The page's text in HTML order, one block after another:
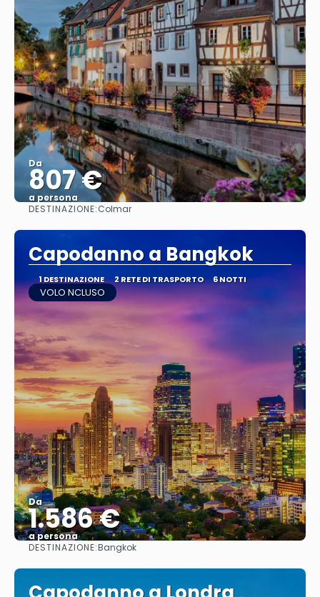
Da
807 €
a persona
DESTINAZIONE:Colmar
Capodanno a Bangkok
1 DESTINAZIONE 2 RETE DI TRASPORTO 6 NOTTI
VOLO NCLUSO
Da
1.586 €
a persona
DESTINAZIONE:Bangkok